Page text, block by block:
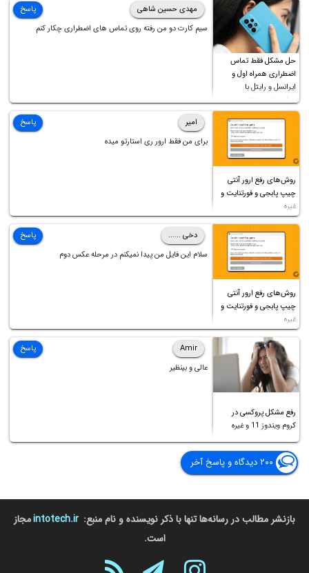
کیفیت)،با ابدیت کردن کارت گرافیک،کالیبره کردن و غیره هم نور و
رنگ درست نشد (انگار تصویر ماته)، خواهشمند است راهنمایی
فرمایید باتشکر
حل مشکل فقط تماس
اضطراری همراه اول و
ایرانسل و رایتل با
روش‌های مختلف
مهدی حسین شاهی
سیم کارت دو من رفته روی تماس های اضطراری چکار کنم
پاسخ
روش‌های رفع ارور آنتی
چیپ پابجی و فورتنایت و
غیره
امیر
برای من فقط ارور ری استارتو میده
پاسخ
روش‌های رفع ارور آنتی
چیپ پابجی و فورتنایت و
غیره
دخی ......
سلام این فایل من پیدا نمیکنم در مرحله عکس دوم
پاسخ
رفع مشکل پروکسی در
کروم ویندوز 11 و غیره
Amir
عالی و بینظیر
پاسخ
۲۰۰ دیدگاه و پاسخ آخر
بازنشر مطالب در رسانه‌ها تنها با ذکر نویسنده و نام منبع: intotech.irمجاز
است.